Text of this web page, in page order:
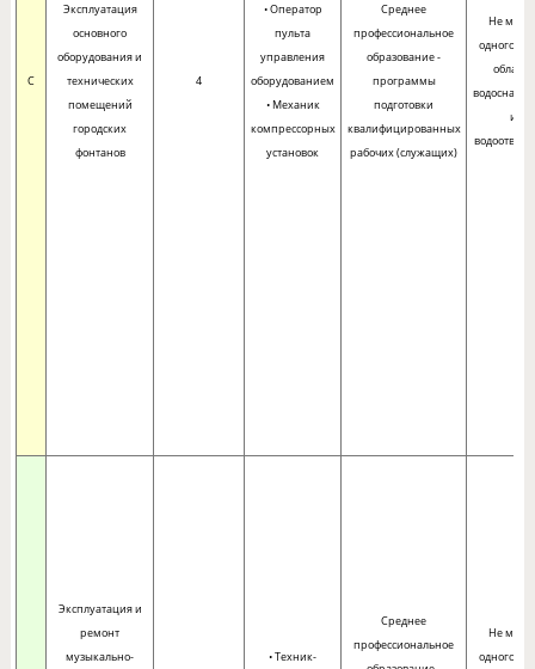
C
Эксплуатация
основного
оборудования и
технических
помещений
городских
фонтанов
4
• Оператор
пульта
управления
оборудованием
• Механик
компрессорных
установок
Среднее
профессиональное
образование -
программы
подготовки
квалифицированных
рабочих (служащих)
Не
одного
области
и
Эксплуатация и
ремонт
музыкально-
• Техник-
Среднее
профессиональное
Не
одного